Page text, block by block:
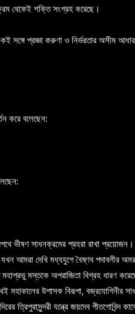
থেকেই শক্তি সংগ্রহ করেছে।
সঙ্গে প্রজ্ঞা করুণা ও নির্ভরতার অসীম
করে বলেছেন:
ভীষণ সাধনক্রমের প্রহরা রাখা
আমরা দেখি মধ্যযুগে বৈষ্ণব পদাবলীর
মহাপ্রভু মস্তকে অপরাজিতা বিগ্রহ ধারণ
উপাসক বিরূপা, বজ্রযোগিনীর সাধক
ত্রিপুরাসুন্দরী যন্ত্রে জয়দেব গীতগোবিন্দ